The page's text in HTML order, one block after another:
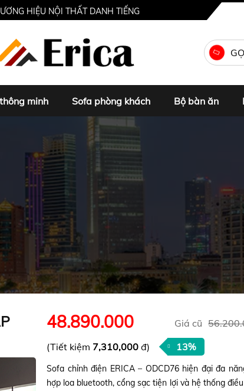
HIỆU NỘI THẤT DANH TIẾNG
minh Sofa phòng khách Bộ bàn ăn
48.890.000 Giá cũ
(Tiết kiệm 7,310,000 đ) 13%
Sofa chỉnh điện ERICA – ODCD76 hiện đại đa
hợp loa bluetooth, cổng sạc tiện lợi và hệ thống